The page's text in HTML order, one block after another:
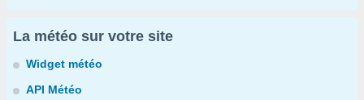
La météo sur votre site
Widget météo
API Météo